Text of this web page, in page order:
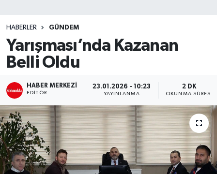
HABERLER GÜNDEM
Yarışması’nda Kazanan
Belli Oldu
HABER MERKEZI
EDITÖR
23.01.2026 - 10:23
YAYINLANMA
2 DK
OKUNMA SÜRESI
Teknoloji
TRABZON
TRABZONSPOR
Yaşam